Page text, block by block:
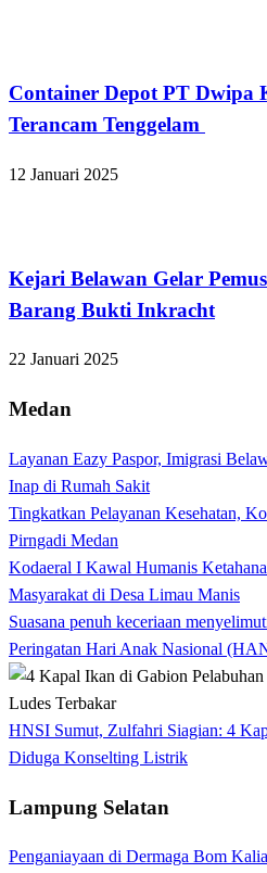
Container Depot PT Dwipa
Terancam Tenggelam
12 Januari 2025
Kejari Belawan Gelar
Barang Bukti Inkracht
22 Januari 2025
Medan
Layanan Eazy Paspor, Imigrasi
Inap di Rumah Sakit
Tingkatkan Pelayanan Kesehatan,
Pirngadi Medan‎
Kodaeral I Kawal Humanis
Masyarakat di Desa Limau Manis
Suasana penuh keceriaan
Peringatan Hari Anak Nasional
HNSI Sumut, Zulfahri Siagian: 4
Diduga Konselting Listrik
Lampung Selatan
Penganiayaan di Dermaga Bom